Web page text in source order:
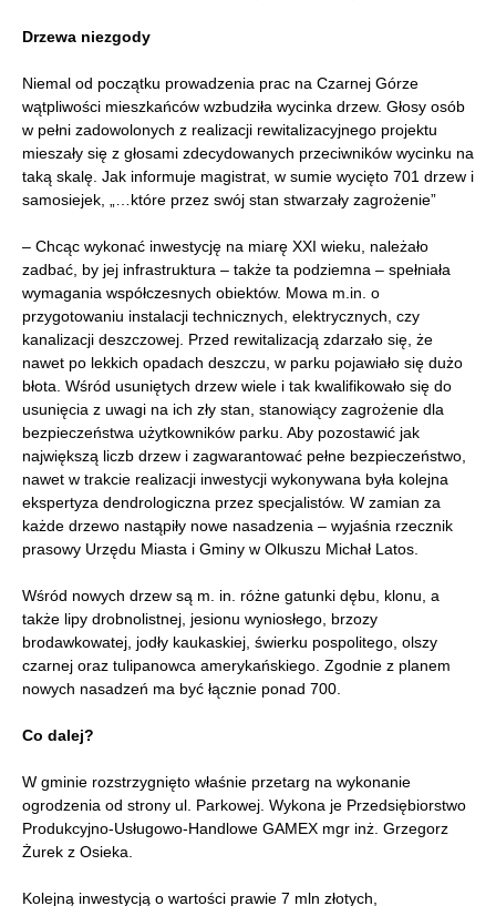
Drzewa niezgody
Niemal od początku prowadzenia prac na Czarnej Górze
wątpliwości mieszkańców wzbudziła wycinka drzew. Głosy osób
w pełni zadowolonych z realizacji rewitalizacyjnego projektu
mieszały się z głosami zdecydowanych przeciwników wycinku na
taką skalę. Jak informuje magistrat, w sumie wycięto 701 drzew i
samosiejek, „…które przez swój stan stwarzały zagrożenie”
– Chcąc wykonać inwestycję na miarę XXI wieku, należało
zadbać, by jej infrastruktura – także ta podziemna – spełniała
wymagania współczesnych obiektów. Mowa m.in. o
przygotowaniu instalacji technicznych, elektrycznych, czy
kanalizacji deszczowej. Przed rewitalizacją zdarzało się, że
nawet po lekkich opadach deszczu, w parku pojawiało się dużo
błota. Wśród usuniętych drzew wiele i tak kwalifikowało się do
usunięcia z uwagi na ich zły stan, stanowiący zagrożenie dla
bezpieczeństwa użytkowników parku. Aby pozostawić jak
największą liczb drzew i zagwarantować pełne bezpieczeństwo,
nawet w trakcie realizacji inwestycji wykonywana była kolejna
ekspertyza dendrologiczna przez specjalistów. W zamian za
każde drzewo nastąpiły nowe nasadzenia – wyjaśnia rzecznik
prasowy Urzędu Miasta i Gminy w Olkuszu Michał Latos.
Wśród nowych drzew są m. in. różne gatunki dębu, klonu, a
także lipy drobnolistnej, jesionu wyniosłego, brzozy
brodawkowatej, jodły kaukaskiej, świerku pospolitego, olszy
czarnej oraz tulipanowca amerykańskiego. Zgodnie z planem
nowych nasadzeń ma być łącznie ponad 700.
Co dalej?
W gminie rozstrzygnięto właśnie przetarg na wykonanie
ogrodzenia od strony ul. Parkowej. Wykona je Przedsiębiorstwo
Produkcyjno-Usługowo-Handlowe GAMEX mgr inż. Grzegorz
Żurek z Osieka.
Kolejną inwestycją o wartości prawie 7 mln złotych,